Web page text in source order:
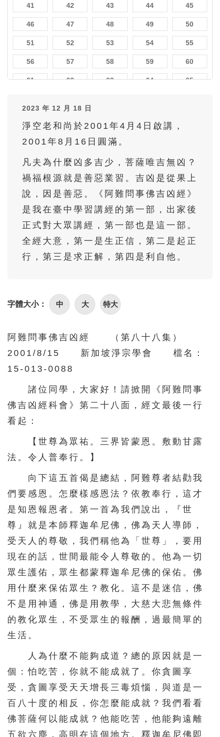
41 42 43 44 45
46 47 48 49 50
51 52 53 54 55
56 57 58 59 60
61 62 63 64 65
77 78
86 87 88 89 90
2023 年 12 月 18 日
淨空老和尚於2001年4月4日啟講，
2001年8月16日圓滿。
凡夫為什麼凶多吉少，菩薩唯吉無凶？
禍福根源就是善惡業習。吉凶是從果上
說，因是善惡。《阿難問事佛吉凶經》
是我在臺中學習講經的第一部，出家後
正式對大眾講經，第一部也是這一部。
全經大意，第一是生正信，第二是起正
行，第三是求正解，第四是利自他。
字體大小： 中 大 特大
阿難問事佛吉凶經 （第八十八集）
2001/8/15 新加坡淨宗學會 檔名：
15-013-0088
諸位同學，大家好！請掀開《阿難問事
佛吉凶經科會》第二十八面，經文最後一行
看起：
【世尊為眾祐。三界皆蒙恩。敷動甘露
法。令人普奉行。】
向下這五首偈是總結，阿難尊者結勸我
們要感恩。怎麼樣感恩法？依教奉行，這才
是知恩報恩者。第一首為我們說出，『世
尊』就是本師釋迦牟尼佛，佛為天人導師，
受天人的尊敬，我們稱他為「世尊」，要用
現在的話，世間最能令人尊敬的。他為一切
眾生護佑，眾生都蒙釋迦牟尼佛的保佑。佛
用什麼來保佑眾生？教化。這不是迷信，佛
不是用神通，佛是用教學，大慈大悲無條件
的教化眾生，不受眾生的報酬，過最簡單的
生活。
人為什麼不能夠成道？總的原因就是一
個：怕吃苦，你就不能成就了。你貪圖享
受，貪圖享受天天增長三毒煩惱，與道是一
百八十度的相反，你怎麼能成就？我們看看
佛菩薩何以能成就？他能吃苦，他能夠遠離
五欲六塵，高明在這個地方。釋迦牟尼佛即